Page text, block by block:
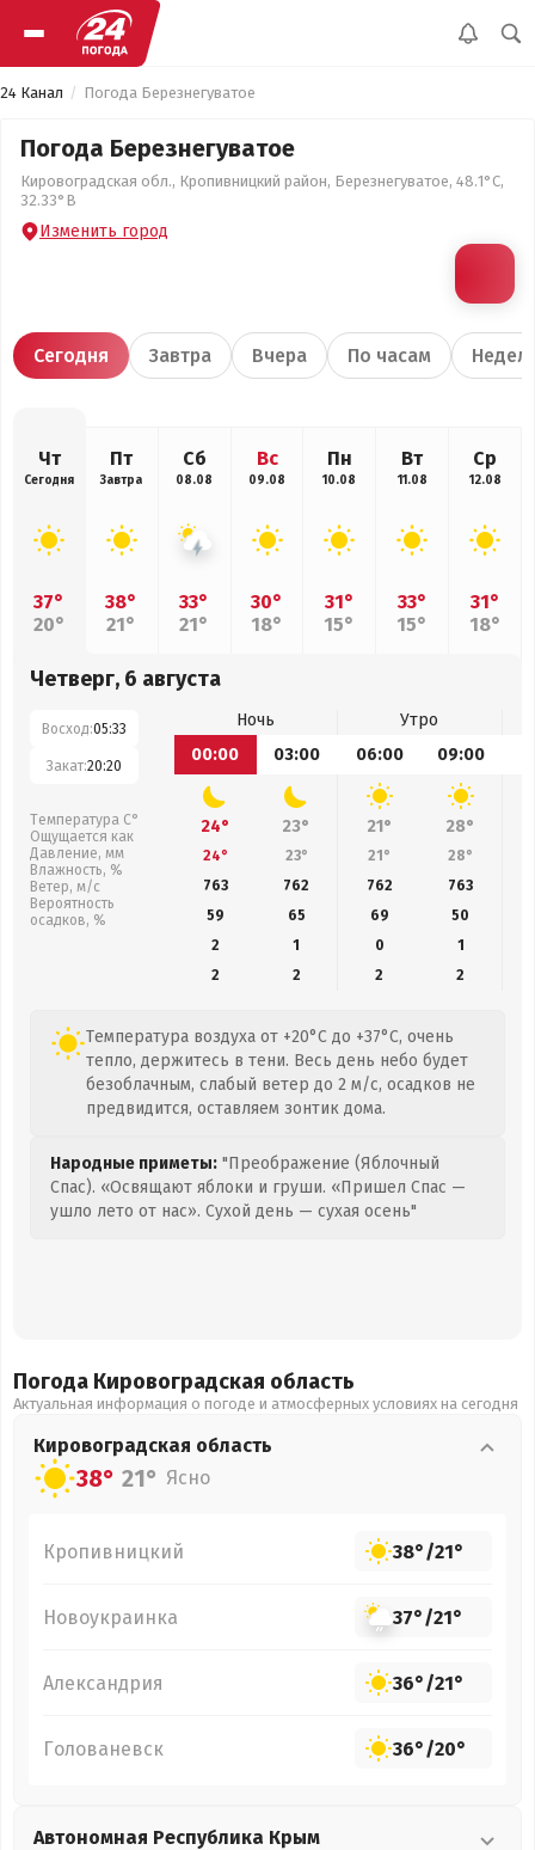
24 Канал Погода Березнегуватое
Погода Березнегуватое
Кировоградская обл., Кропивницкий район, Березнегуватое, 48.1°С,
32.33°В
Изменить город
Сегодня Завтра Вчера По часам
Чт
Сегодня
37°
20°
Пт
Завтра
38°
21°
Сб
08.08
33°
21°
Вс
09.08
30°
18°
Пн
10.08
31°
15°
Вт
11.08
33°
15°
Ср
12.08
31°
18°
Четверг, 6 августа
Восход:05:33
Закат:20:20
Температура С°
Ощущается как
Давление, мм
Влажность, %
Ветер, м/с
Вероятность
осадков, %
Ночь
Утро
00:00
03:00 06:00 09:00
24° 23° 21° 28°
24° 23° 21° 28°
763
762 762 763
59
65 69 50
2
1 0
1
2
2 2 2
Температура воздуха от +20°C до +37°C, очень
тепло, держитесь в тени. Весь день небо будет
безоблачным, слабый ветер до 2 м/с, осадков не
предвидится, оставляем зонтик дома.
Народные приметы: "Преображение (Яблочный
Спас). «Освящают яблоки и груши. «Пришел Спас —
ушло лето от нас». Сухой день — сухая осень"
Погода Кировоградская область
Актуальная информация о погоде и атмосферных условиях на сегодня
Кировоградская область
38° 21° Ясно
Кропивницкий 38°/21°
Новоукраинка 37°/21°
Александрия 36°/21°
Голованевск 36°/20°
Автономная Республика Крым